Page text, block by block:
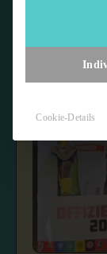
Cookie-Details